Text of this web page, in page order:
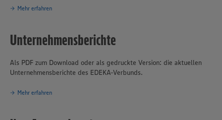
Mehr erfahren
Unternehmensberichte
Als PDF zum Download oder als gedruckte Version: die aktuellen
Unternehmensberichte des EDEKA-Verbunds.
Mehr erfahren